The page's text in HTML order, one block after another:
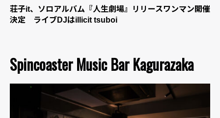
荘子it、ソロアルバム『人生劇場』リリースワンマン開催
決定 ライブDJはillicit tsuboi
Spincoaster Music Bar Kagurazaka